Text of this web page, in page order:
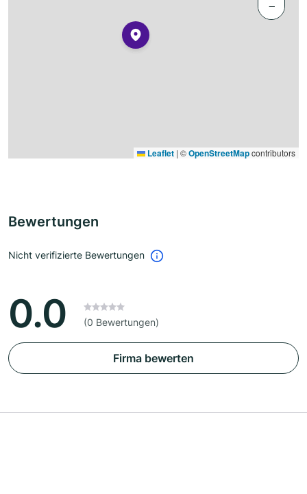
−
Leaflet | ©OpenStreetMapcontributors
Bewertungen
Nicht verifizierte Bewertungen
0.0 (0 Bewertungen)
Firma bewerten